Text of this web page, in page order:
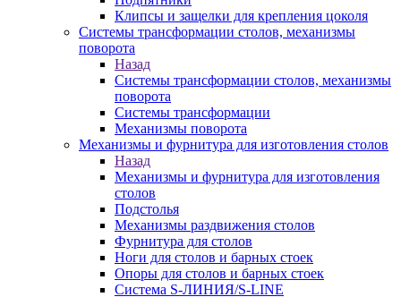
Клипсы и защелки для крепления цоколя
Системы трансформации столов, механизмы
поворота
Назад
Системы трансформации столов, механизмы
поворота
Системы трансформации
Механизмы поворота
Механизмы и фурнитура для изготовления столов
Назад
Механизмы и фурнитура для изготовления
столов
Подстолья
Механизмы раздвижения столов
Фурнитура для столов
Ноги для столов и барных стоек
Опоры для столов и барных стоек
Система S-ЛИНИЯ/S-LINE